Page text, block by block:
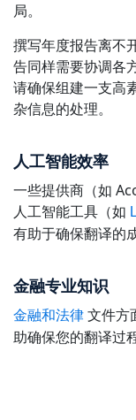
局。
撰写年度报告离不
告同样需要协调各
请确保组建一支高
杂信息的处理。
人工智能效率
一些提供商（如
人工智能工具（如
有助于确保翻译的
金融专业知识
金融和法律 文件方
助确保您的翻译过